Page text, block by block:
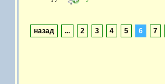
назад ... 2 3 4 5 6 7